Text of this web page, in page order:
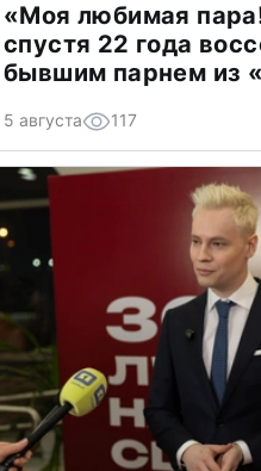
«Моя любимая
спустя 22 года
бывшим парнем из
5 августа 117